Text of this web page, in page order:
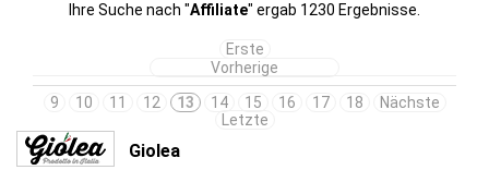
Ihre Suche nach "Affiliate" ergab 1230 Ergebnisse.
Erste
Vorherige
9
10 11 12 13 14 15 16 17 18
Nächste
Letzte
Giolea